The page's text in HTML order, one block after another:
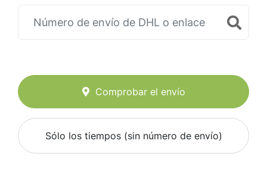
Comprobar el envío
Sólo los tiempos (sin número de envío)